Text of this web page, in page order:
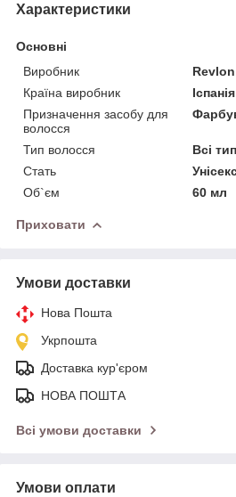
Характеристики
Основні
Виробник
Країна виробник
Іспанія
Призначення засобу для
волосся
Тип волосся
Всі
Стать
Об`єм
60 мл
Приховати
Умови доставки
Нова Пошта
Укрпошта
Доставка кур'єром
НОВА ПОШТА
Всі умови доставки
Умови оплати